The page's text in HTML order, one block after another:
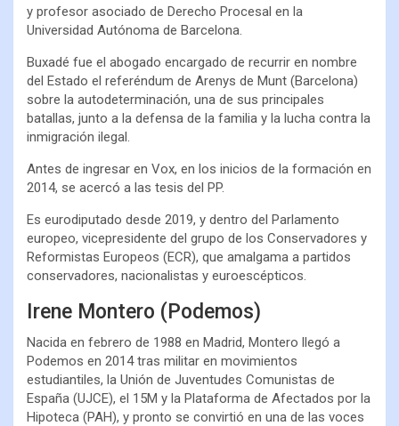
y profesor asociado de Derecho Procesal en la
Universidad Autónoma de Barcelona.
Buxadé fue el abogado encargado de recurrir en nombre
del Estado el referéndum de Arenys de Munt (Barcelona)
sobre la autodeterminación, una de sus principales
batallas, junto a la defensa de la familia y la lucha contra la
inmigración ilegal.
Antes de ingresar en Vox, en los inicios de la formación en
2014, se acercó a las tesis del PP.
Es eurodiputado desde 2019, y dentro del Parlamento
europeo, vicepresidente del grupo de los Conservadores y
Reformistas Europeos (ECR), que amalgama a partidos
conservadores, nacionalistas y euroescépticos.
Irene Montero (Podemos)
Nacida en febrero de 1988 en Madrid, Montero llegó a
Podemos en 2014 tras militar en movimientos
estudiantiles, la Unión de Juventudes Comunistas de
España (UJCE), el 15M y la Plataforma de Afectados por la
Hipoteca (PAH), y pronto se convirtió en una de las voces